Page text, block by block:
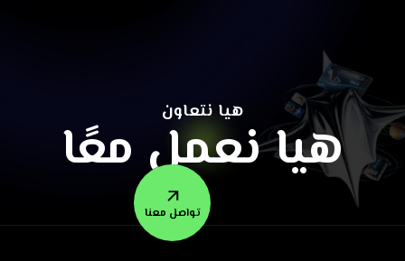
هيا نتعاون
هيا نعمل معًا
تواصل معنا